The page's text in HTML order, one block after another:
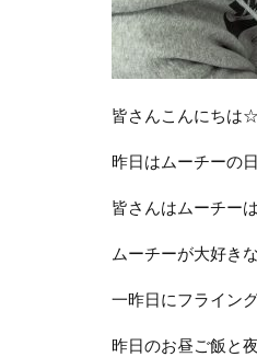
皆さんこんにち
昨日はムーチーの
皆さんはムーチー
ムーチーが大好き
一昨日にフライン
昨日のお昼ご飯と